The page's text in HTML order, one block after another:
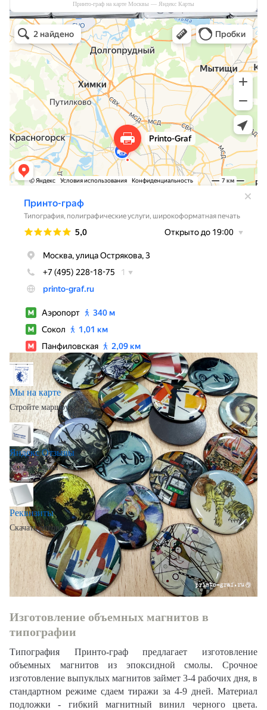
Принто-граф на карте Москвы — Яндекс Карты
Принто-граф
Мы на карте
Стройте маршрут
Яндекс Отзывы
Комментарии
Реквизиты
Скачать договор
Печать выпуклых смоляных
магнитов любой формы
Изготовление объемных магнитов в
типографии
Типография Принто-граф предлагает изготовление
объемных магнитов из эпоксидной смолы. Срочное
изготовление выпуклых магнитов займет 3-4 рабочих дня, в
стандартном режиме сдаем тиражи за 4-9 дней. Материал
подложки - гибкий магнитный винил черного цвета.